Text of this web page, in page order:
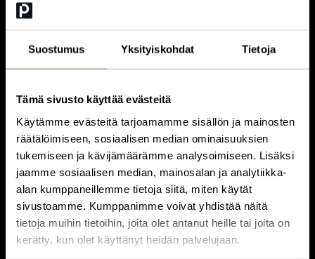
Suostumus Yksityiskohdat Tietoja
Tämä sivusto käyttää evästeitä
Käytämme evästeitä tarjoamamme sisällön ja mainosten
räätälöimiseen, sosiaalisen median ominaisuuksien
tukemiseen ja kävijämäärämme analysoimiseen. Lisäksi
jaamme sosiaalisen median, mainosalan ja analytiikka-
alan kumppaneillemme tietoja siitä, miten käytät
sivustoamme. Kumppanimme voivat yhdistää näitä
tietoja muihin tietoihin, joita olet antanut heille tai joita on
kerätty, kun olet käyttänyt heidän palvelujaan.
Henkilöstöjohtaja, Siili Solutions
TARU SALO